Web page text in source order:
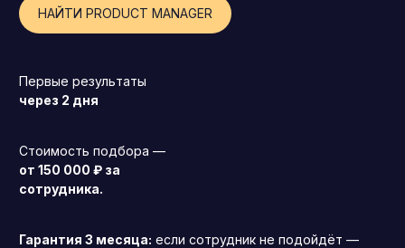
НАЙТИ PRODUCT MANAGER
Первые результаты
через 2 дня
Стоимость подбора —
от 150 000 ₽ за
сотрудника.
Гарантия 3 месяца: если сотрудник не подойдёт —